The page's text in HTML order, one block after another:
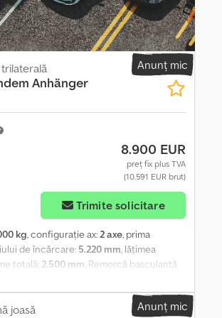
* a treia mână * Prima înmatriculare:
intermediară, erori și modificări rezervate!
suplimentare fără garanție!
Anunț mic
Anhänger
8.900 EUR
preț fix plus TVA
(10.591 EUR brut)
Trimite solicitare
kg, configurație ax: 2 axe, prima
de încărcare: 5.220 mm , lățimea
totală: 2.500 mm , Remorcă basculantă
de încărcare: aprox. 2.380 mm Înălțimea
cu înălțime reglabilă - Anvelope
împărțiți pe mijloc - Ancore pentru fixarea
Anunț mic
joasă